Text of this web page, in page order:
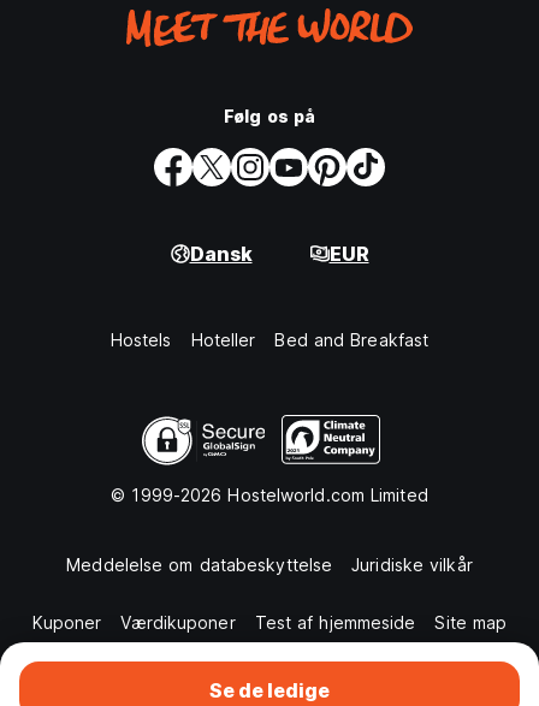
Se de ledige
Følg os på
Dansk EUR
Hostels Hoteller Bed and Breakfast
© 1999-2026 Hostelworld.com Limited
Meddelelse om databeskyttelse Juridiske vilkår
Kuponer Værdikuponer Test af hjemmeside Site map